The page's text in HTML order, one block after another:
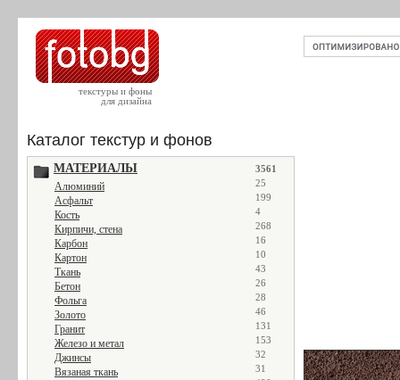
текстуры и фоны
для дизайна
Каталог текстур и фонов
МАТЕРИАЛЫ 3561
Алюминий 25
Асфальт 199
Кость 4
Кирпичи, стена 268
Карбон 16
Картон 10
Ткань 43
Бетон 26
Фольга 28
Золото 46
Гранит 131
Железо и метал 153
Джинсы 32
Вязаная ткань 31